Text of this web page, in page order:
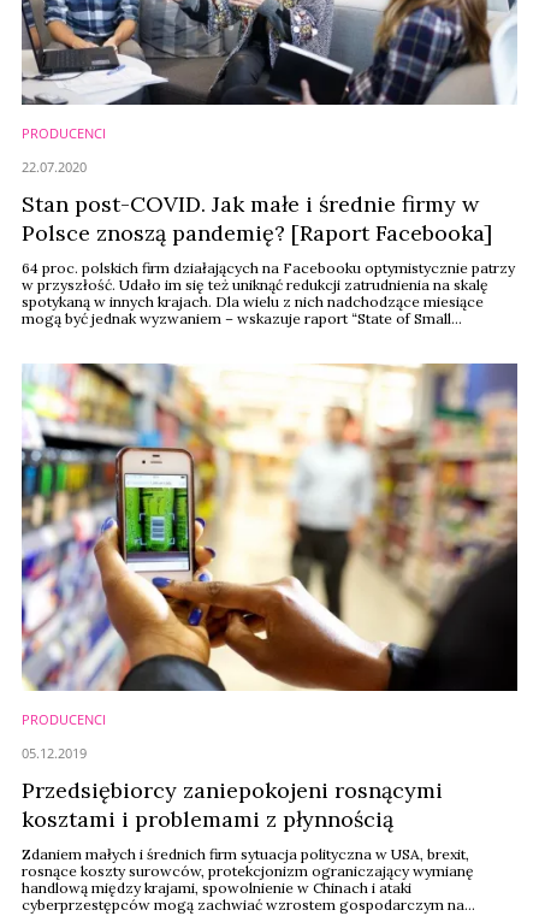
PRODUCENCI
Stan post-COVID. Jak małe i średnie firmy w
Polsce znoszą pandemię? [Raport Facebooka]
64 proc. polskich firm działających na Facebooku optymistycznie patrzy
w przyszłość. Udało im się też uniknąć redukcji zatrudnienia na skalę
spotykaną w innych krajach. Dla wielu z nich nadchodzące miesiące
mogą być jednak wyzwaniem – wskazuje raport “State of Small
z ponad 50 krajów.
22.07.2020
PRODUCENCI
Przedsiębiorcy zaniepokojeni rosnącymi
kosztami i problemami z płynnością
Zdaniem małych i średnich firm sytuacja polityczna w USA, brexit,
rosnące koszty surowców, protekcjonizm ograniczający wymianę
handlową między krajami, spowolnienie w Chinach i ataki
cyberprzestępców mogą zachwiać wzrostem gospodarczym na
05.12.2019